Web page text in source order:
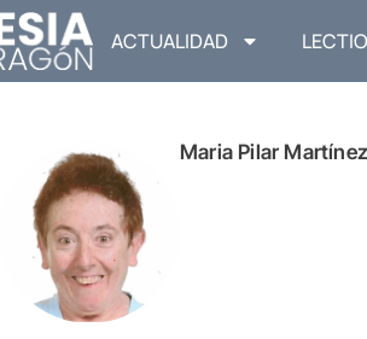
ACTUALIDAD
Maria Pilar